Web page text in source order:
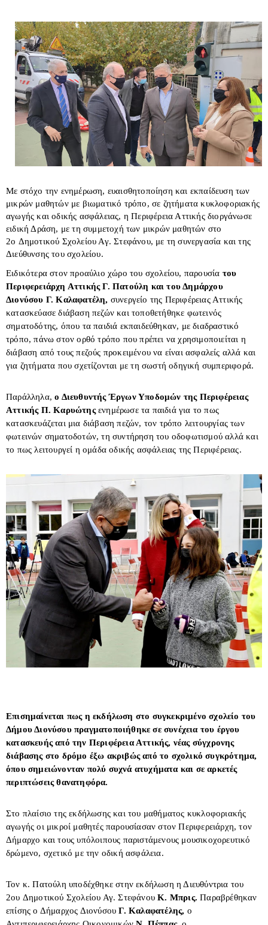
Με στόχο την ενημέρωση, ευαισθητοποίηση και εκπαίδευση των
μικρών μαθητών με βιωματικό τρόπο, σε ζητήματα κυκλοφοριακής
αγωγής και οδικής ασφάλειας, η Περιφέρεια Αττικής διοργάνωσε
ειδική Δράση, με τη συμμετοχή των μικρών μαθητών στο
2ο Δημοτικού Σχολείου Αγ. Στεφάνου, με τη συνεργασία και της
Διεύθυνσης του σχολείου.
Ειδικότερα στον προαύλιο χώρο του σχολείου, παρουσία του
Περιφερειάρχη Αττικής Γ. Πατούλη και του Δημάρχου
Διονύσου Γ. Καλαφατέλη, συνεργείο της Περιφέρειας Αττικής
κατασκεύασε διάβαση πεζών και τοποθετήθηκε φωτεινός
σηματοδότης, όπου τα παιδιά εκπαιδεύθηκαν, με διαδραστικό
τρόπο, πάνω στον ορθό τρόπο που πρέπει να χρησιμοποιείται η
διάβαση από τους πεζούς προκειμένου να είναι ασφαλείς αλλά και
για ζητήματα που σχετίζονται με τη σωστή οδηγική συμπεριφορά.
Παράλληλα,ο Διευθυντής Έργων Υποδομών της Περιφέρειας
Αττικής Π. Καρυώτηςενημέρωσε τα παιδιά για το πως
κατασκευάζεται μια διάβαση πεζών, τον τρόπο λειτουργίας των
φωτεινών σηματοδοτών, τη συντήρηση του οδοφωτισμού αλλά και
το πως λειτουργεί η ομάδα οδικής ασφάλειας της Περιφέρειας.
Επισημαίνεται πως η εκδήλωση στο συγκεκριμένο σχολείο του
Δήμου Διονύσου πραγματοποιήθηκε σε συνέχεια του έργου
κατασκευής από την Περιφέρεια Αττικής, νέας σύγχρονης
διάβασης στο δρόμο έξω ακριβώς από το σχολικό συγκρότημα,
όπου σημειώνονταν πολύ συχνά ατυχήματα και σε αρκετές
περιπτώσεις θανατηφόρα.
Στο πλαίσιο της εκδήλωσης και του μαθήματος κυκλοφοριακής
αγωγής οι μικροί μαθητές παρουσίασαν στον Περιφερειάρχη, τον
Δήμαρχο και τους υπόλοιπους παριστάμενους μουσικοχορευτικό
δρώμενο, σχετικό με την οδική ασφάλεια.
Τον κ. Πατούλη υποδέχθηκε στην εκδήλωση η Διευθύντρια του
2ου Δημοτικού Σχολείου Αγ. Στεφάνου Κ. Μπρις.Παραβρέθηκαν
επίσης ο Δήμαρχος ΔιονύσουΓ. Καλαφατέλης, ο